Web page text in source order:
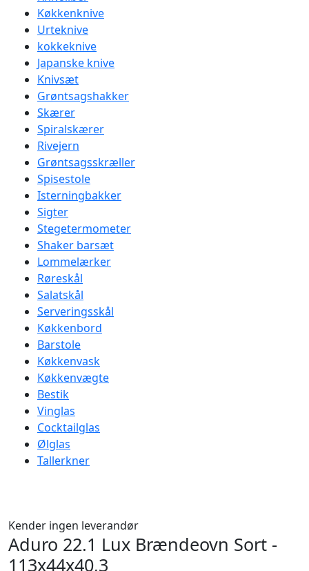
Køkkenknive
Urteknive
kokkeknive
Japanske knive
Knivsæt
Grøntsagshakker
Skærer
Spiralskærer
Rivejern
Grøntsagsskræller
Spisestole
Isterningbakker
Sigter
Stegetermometer
Shaker barsæt
Lommelærker
Røreskål
Salatskål
Serveringsskål
Køkkenbord
Barstole
Køkkenvask
Køkkenvægte
Bestik
Vinglas
Cocktailglas
Ølglas
Tallerkner
Kender ingen leverandør
Aduro 22.1 Lux Brændeovn Sort -
113x44x40,3